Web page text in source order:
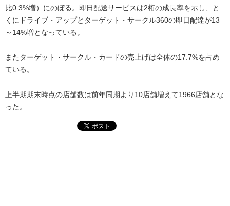
比0.3%増）にのぼる。即日配送サービスは2桁の成長率を示し、と
くにドライブ・アップとターゲット・サークル360の即日配達が13
～14%増となっている。
またターゲット・サークル・カードの売上げは全体の17.7%を占め
ている。
上半期期末時点の店舗数は前年同期より10店舗増えて1966店舗とな
った。